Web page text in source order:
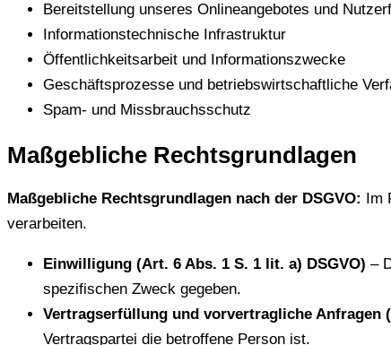
Bereitstellung unseres Onlineangebotes und
Informationstechnische Infrastruktur
Öffentlichkeitsarbeit und Informationszwecke
Geschäftsprozesse und betriebswirtschaftliche
Spam- und Missbrauchsschutz
Maßgebliche Rechtsgrundlagen
Maßgebliche Rechtsgrundlagen nach der DSGVO: Im
verarbeiten.
Einwilligung (Art. 6 Abs. 1 S. 1 lit. a) DSGVO) –
spezifischen Zweck gegeben.
Vertragserfüllung und vorvertragliche Anfragen
Vertragspartei die betroffene Person ist.